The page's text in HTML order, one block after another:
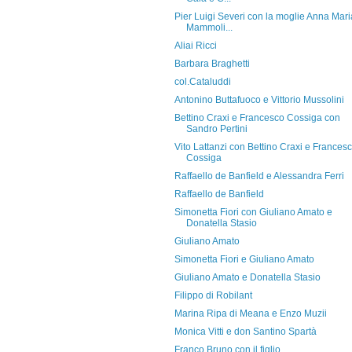
Pier Luigi Severi con la moglie Anna
Mammoli...
Aliai Ricci
Barbara Braghetti
col.Cataluddi
Antonino Buttafuoco e Vittorio Mussolini
Bettino Craxi e Francesco Cossiga con
Sandro Pertini
Vito Lattanzi con Bettino Craxi e
Cossiga
Raffaello de Banfield e Alessandra Ferri
Raffaello de Banfield
Simonetta Fiori con Giuliano Amato e
Donatella Stasio
Giuliano Amato
Simonetta Fiori e Giuliano Amato
Giuliano Amato e Donatella Stasio
Filippo di Robilant
Marina Ripa di Meana e Enzo Muzii
Monica Vitti e don Santino Spartà
Franco Bruno con il figlio